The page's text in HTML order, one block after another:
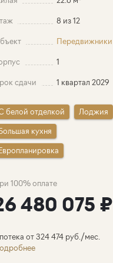
8 из 12
Передвижники
1
сдачи 1 квартал 2029
белой отделкой Лоджия
кухня
100% оплате
480 075 ₽
от 324 474 руб./мес.